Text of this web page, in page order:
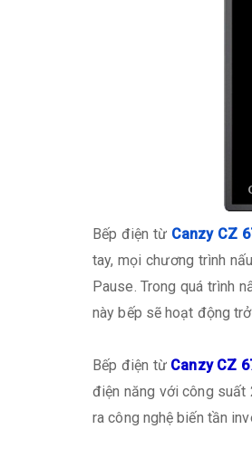
Bếp điện từ Canzy CZ
tay, mọi chương trình
Pause. Trong quá trình
này bếp sẽ hoạt động
Bếp điện từ Canzy CZ
điện năng với công suất
ra công nghệ biến tần